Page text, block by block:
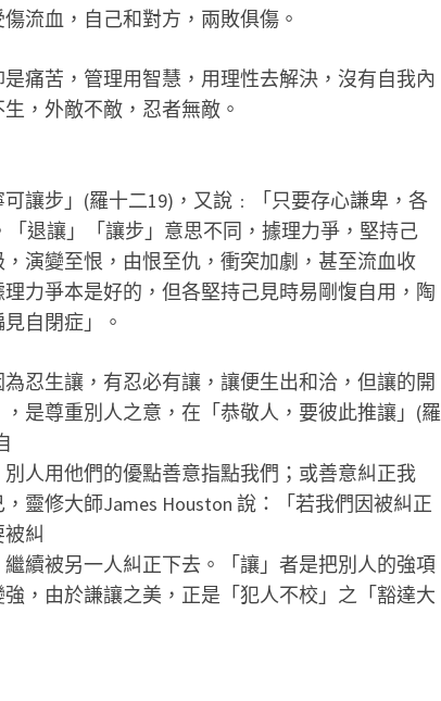
流血，自己和對方，兩敗俱傷。
痛苦，管理用智慧，用理性去解決，沒有自我內
，外敵不敵，忍者無敵。
讓步」(羅十二19)，又說﹕「只要存心謙卑，各
退讓」「讓步」意思不同，據理力爭，堅持己
演變至恨，由恨至仇，衝突加劇，甚至流血收
力爭本是好的，但各堅持己見時易剛愎自用，陶
自閉症」。
忍生讓，有忍必有讓，讓便生出和洽，但讓的開
是尊重別人之意，在「恭敬人，要彼此推讓」(羅
人用他們的優點善意指點我們；或善意糾正我
靈修大師James Houston 說：「若我們因被糾正
糾
續被另一人糾正下去。「讓」者是把別人的強項
，由於謙讓之美，正是「犯人不校」之「豁達大